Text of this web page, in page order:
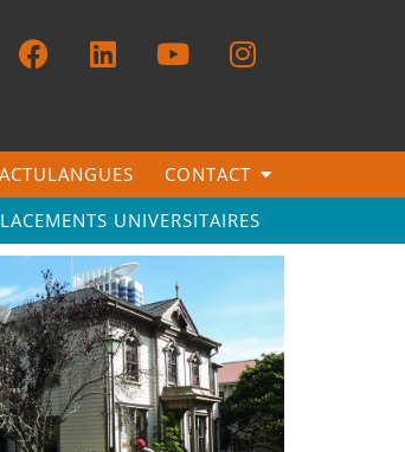
ACTULANGUES
CONTACT
UNIVERSITAIRES